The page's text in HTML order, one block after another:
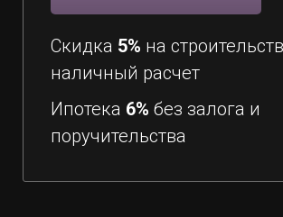
Скидка 5% на
наличный расчет
Ипотека 6% без залога и
поручительства